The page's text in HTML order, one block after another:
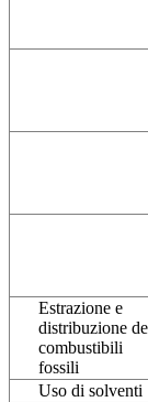
Estrazione e
distribuzione
combustibili
fossili
Uso di solventi